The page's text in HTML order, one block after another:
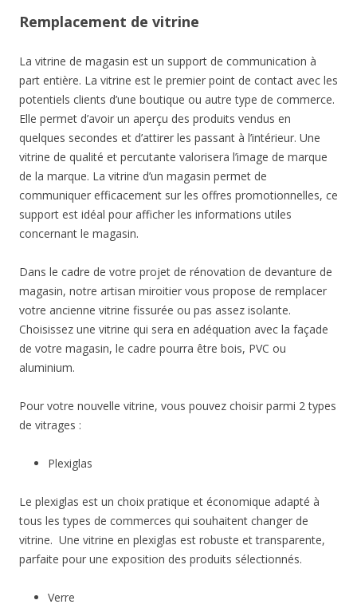
Remplacement de vitrine
La vitrine de magasin est un support de communication à
part entière. La vitrine est le premier point de contact avec les
potentiels clients d’une boutique ou autre type de commerce.
Elle permet d’avoir un aperçu des produits vendus en
quelques secondes et d’attirer les passant à l’intérieur. Une
vitrine de qualité et percutante valorisera l’image de marque
de la marque. La vitrine d’un magasin permet de
communiquer efficacement sur les offres promotionnelles, ce
support est idéal pour afficher les informations utiles
concernant le magasin.
Dans le cadre de votre projet de rénovation de devanture de
magasin, notre artisan miroitier vous propose de remplacer
votre ancienne vitrine fissurée ou pas assez isolante.
Choisissez une vitrine qui sera en adéquation avec la façade
de votre magasin, le cadre pourra être bois, PVC ou
aluminium.
Pour votre nouvelle vitrine, vous pouvez choisir parmi 2 types
de vitrages :
Plexiglas
Le plexiglas est un choix pratique et économique adapté à
tous les types de commerces qui souhaitent changer de
vitrine. Une vitrine en plexiglas est robuste et transparente,
parfaite pour une exposition des produits sélectionnés.
Verre